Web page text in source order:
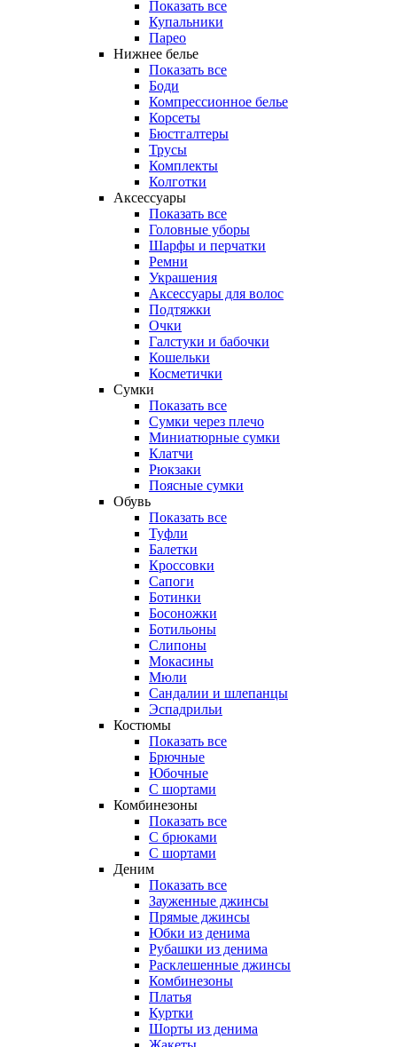
Показать все
Купальники
Парео
Нижнее белье
Показать все
Боди
Компрессионное белье
Корсеты
Бюстгалтеры
Трусы
Комплекты
Колготки
Аксессуары
Показать все
Головные уборы
Шарфы и перчатки
Ремни
Украшения
Аксессуары для волос
Подтяжки
Очки
Галстуки и бабочки
Кошельки
Косметички
Сумки
Показать все
Сумки через плечо
Миниатюрные cумки
Клатчи
Рюкзаки
Поясные сумки
Обувь
Показать все
Туфли
Балетки
Кроссовки
Сапоги
Ботинки
Босоножки
Ботильоны
Слипоны
Мокасины
Мюли
Сандалии и шлепанцы
Эспадрильи
Костюмы
Показать все
Брючные
Юбочные
С шортами
Комбинезоны
Показать все
С брюками
С шортами
Деним
Показать все
Зауженные джинсы
Прямые джинсы
Юбки из денима
Рубашки из денима
Расклешенные джинсы
Комбинезоны
Платья
Куртки
Шорты из денима